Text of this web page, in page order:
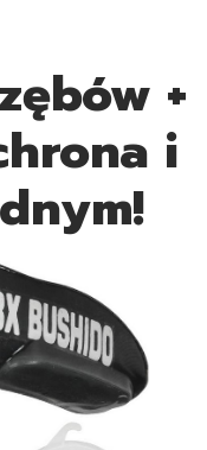
+
i